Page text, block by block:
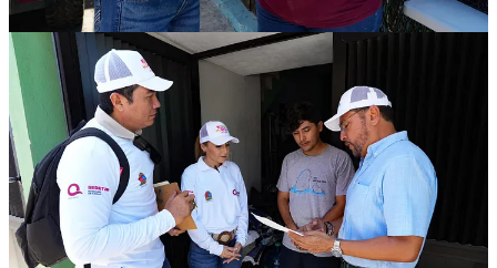
Discusión sobre este post
Comentarios Restacks
Lo mejor de Último Debates